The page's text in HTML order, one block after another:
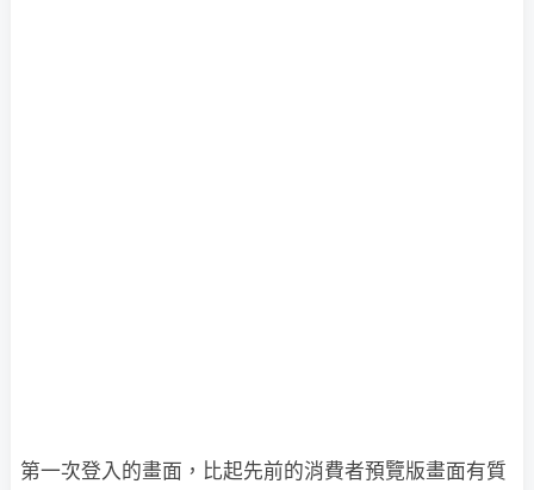
第一次登入的畫面，比起先前的消費者預覽版畫面有質